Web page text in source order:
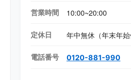
営業時間 10:00~20:00
定休日 年中無休（年末年始
電話番号 0120-881-990